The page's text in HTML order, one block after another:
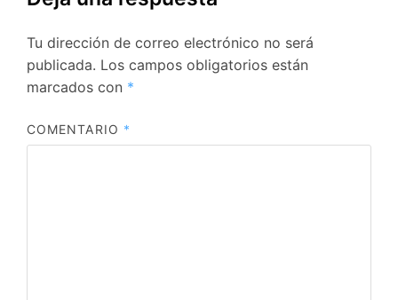
Tu dirección de correo electrónico no será
publicada. Los campos obligatorios están
marcados con *
COMENTARIO *